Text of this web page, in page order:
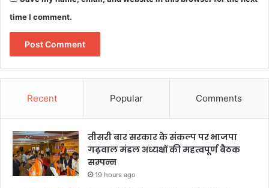
time I comment.
Recent Popular Comments
तीसरी बार सरकार के संकल्प पर भाजपा
गढ़वाल मंडल अध्यक्षों की महत्वपूर्ण बैठक
सम्पन्न
19 hours ago